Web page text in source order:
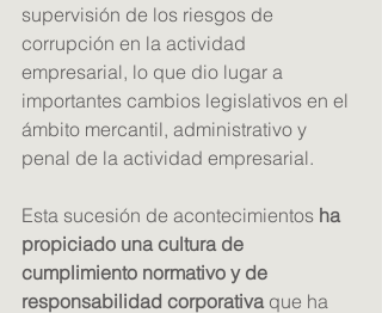
supervisión de los riesgos de
corrupción en la actividad
empresarial, lo que dio lugar a
importantes cambios legislativos en el
ámbito mercantil, administrativo y
penal de la actividad empresarial.
Esta sucesión de acontecimientos ha
propiciado una cultura de
cumplimiento normativo y de
responsabilidad corporativa que ha